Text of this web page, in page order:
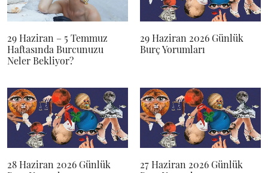
29 Haziran – 5 Temmuz
Haftasında Burcunuzu
Neler Bekliyor?
29 Haziran 2026 Günlük
Burç Yorumları
28 Haziran 2026 Günlük
27 Haziran 2026 Günlük